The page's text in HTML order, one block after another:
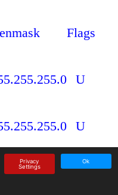
Flags
U
U
0.0.0.0 UG
Ok
Privacy
Settings